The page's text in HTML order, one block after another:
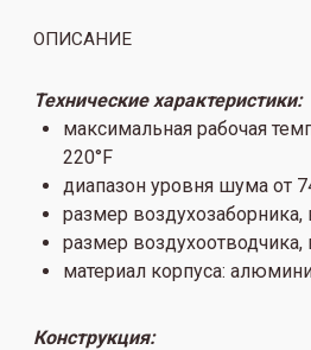
ОПИСАНИЕ
Технические характеристики:
максимальная рабочая
220°F
диапазон уровня шума от
размер воздухозаборника,
размер воздухоотводчика,
материал корпуса:
Конструкция: